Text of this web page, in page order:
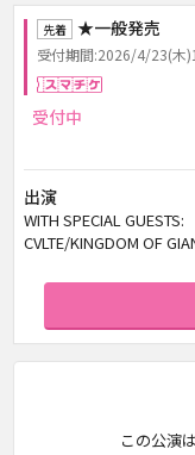
先着 ★一般発売
受付期間:2026/4/23(木
受付中
出演
WITH SPECIAL GUESTS:
CVLTE/KINGDOM OF
この公演